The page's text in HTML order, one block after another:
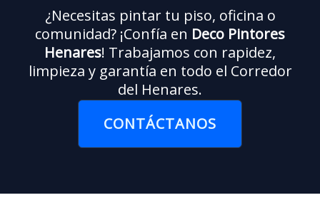
¿Necesitas pintar tu piso, oficina o
comunidad? ¡Confía en Deco Pintores
Henares! Trabajamos con rapidez,
limpieza y garantía en todo el Corredor
del Henares.
CONTÁCTANOS